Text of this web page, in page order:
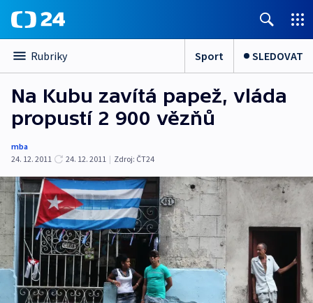
Rubriky Sport SLEDOVAT
Na Kubu zavítá papež, vláda
propustí 2 900 vězňů
mba
24. 12. 2011
24. 12. 2011 | Zdroj: ČT24